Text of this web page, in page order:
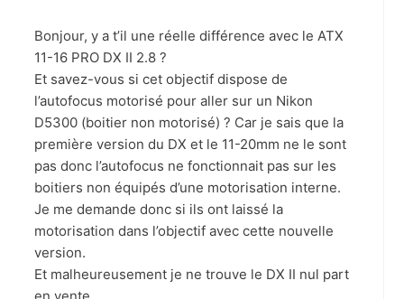
Bonjour, y a t’il une réelle différence avec le ATX
11-16 PRO DX II 2.8 ?
Et savez-vous si cet objectif dispose de
l’autofocus motorisé pour aller sur un Nikon
D5300 (boitier non motorisé) ? Car je sais que la
première version du DX et le 11-20mm ne le sont
pas donc l’autofocus ne fonctionnait pas sur les
boitiers non équipés d’une motorisation interne.
Je me demande donc si ils ont laissé la
motorisation dans l’objectif avec cette nouvelle
version.
Et malheureusement je ne trouve le DX II nul part